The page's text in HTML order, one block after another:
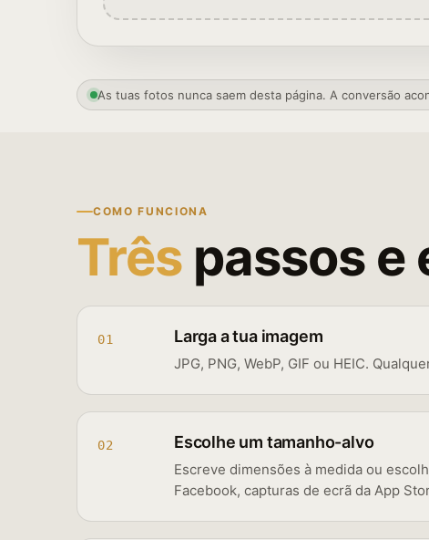
As tuas fotos nunca saem desta página. A conversão
COMO FUNCIONA
Três passos e
01 Larga a tua imagem
JPG, PNG, WebP, GIF ou HEIC.
02 Escolhe um tamanho-alvo
Escreve dimensões à medida ou
Facebook, capturas de ecrã da App